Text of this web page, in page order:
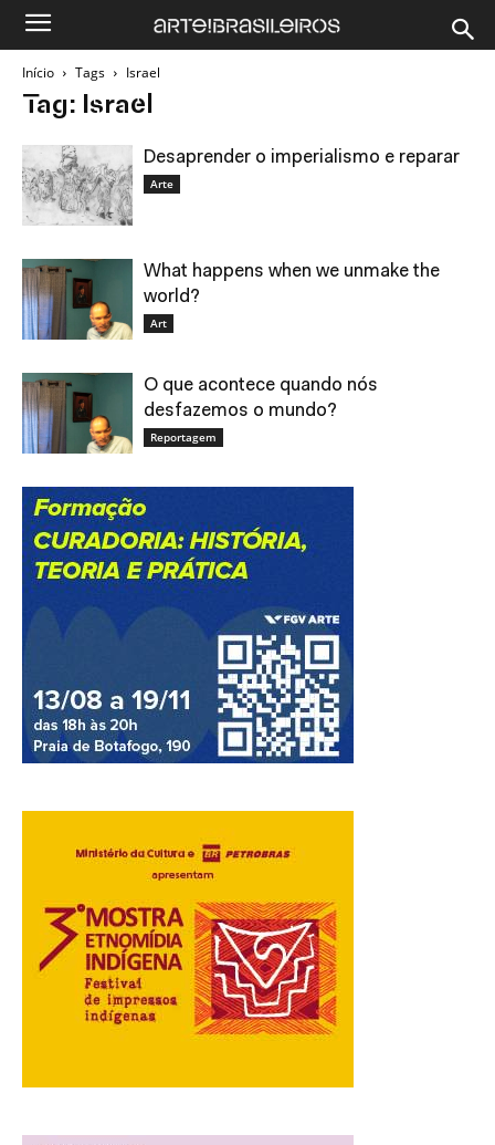
Início Tags Israel
Tag: Israel
Desaprender o imperialismo e reparar
Arte
What happens when we unmake the
world?
Art
O que acontece quando nós
desfazemos o mundo?
Reportagem